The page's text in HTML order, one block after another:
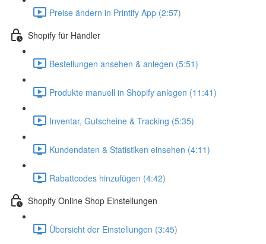
Preise ändern in Printify App (2:57)
Shopify für Händler
Bestellungen ansehen & anlegen (5:51)
Produkte manuell in Shopify anlegen (11:41)
Inventar, Gutscheine & Tracking (5:35)
Kundendaten & Statistiken einsehen (4:11)
Rabattcodes hinzufügen (4:42)
Shopify Online Shop Einstellungen
Übersicht der Einstellungen (3:45)